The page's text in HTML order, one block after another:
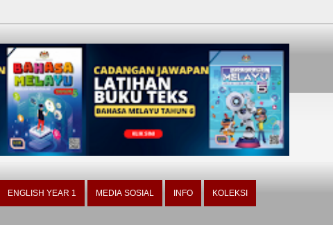
ENGLISH YEAR 1 MEDIA SOSIAL INFO KOLEKSI